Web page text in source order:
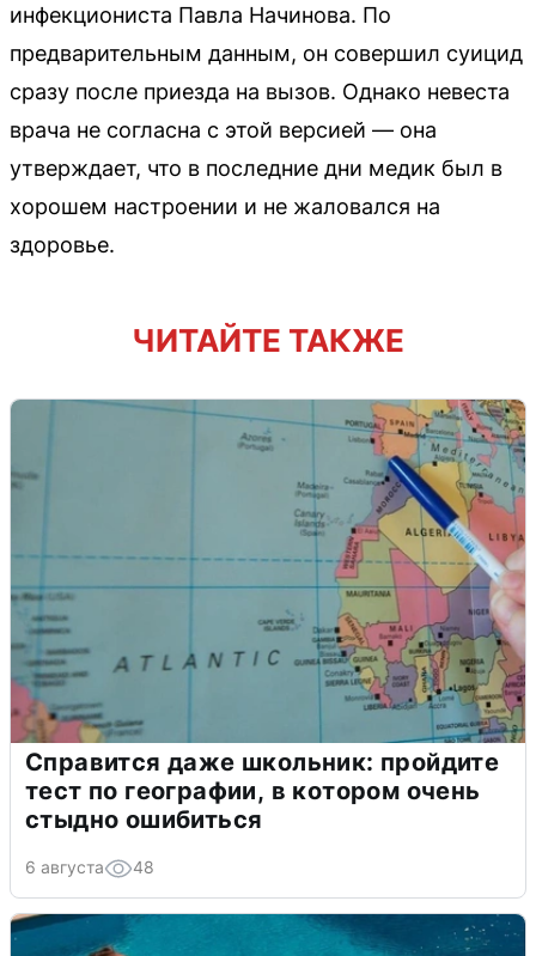
инфекциониста Павла Начинова. По
предварительным данным, он совершил суицид
сразу после приезда на вызов. Однако невеста
врача не согласна с этой версией — она
утверждает, что в последние дни медик был в
хорошем настроении и не жаловался на
здоровье.
ЧИТАЙТЕ ТАКЖЕ
Справится даже школьник: пройдите
тест по географии, в котором очень
стыдно ошибиться
6 августа 48